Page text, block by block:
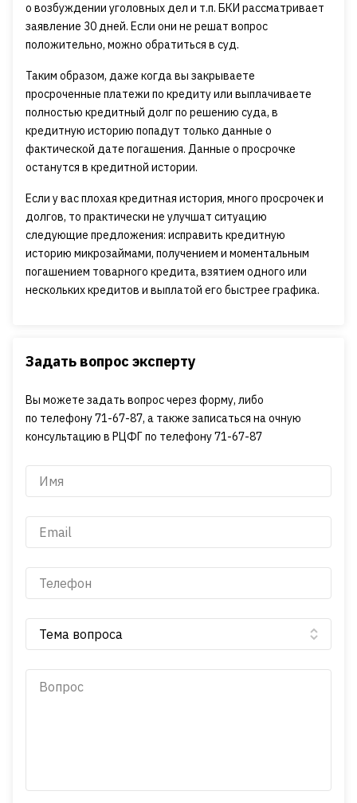
о возбуждении уголовных дел и т.п. БКИ рассматривает
заявление 30 дней. Если они не решат вопрос
положительно, можно обратиться в суд.
Таким образом, даже когда вы закрываете
просроченные платежи по кредиту или выплачиваете
полностью кредитный долг по решению суда, в
кредитную историю попадут только данные о
фактической дате погашения. Данные о просрочке
останутся в кредитной истории.
Если у вас плохая кредитная история, много просрочек и
долгов, то практически не улучшат ситуацию
следующие предложения: исправить кредитную
историю микрозаймами, получением и моментальным
погашением товарного кредита, взятием одного или
нескольких кредитов и выплатой его быстрее графика. ⠀
Задать вопрос эксперту
Вы можете задать вопрос через форму, либо
по телефону 71-67-87, а также записаться на очную
консультацию в РЦФГ по телефону 71-67-87